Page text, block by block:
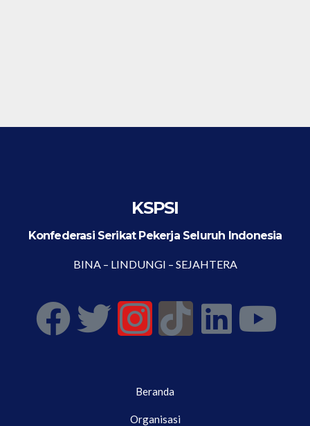
KSPSI
Konfederasi Serikat Pekerja Seluruh Indonesia
BINA – LINDUNGI – SEJAHTERA
Beranda
Organisasi